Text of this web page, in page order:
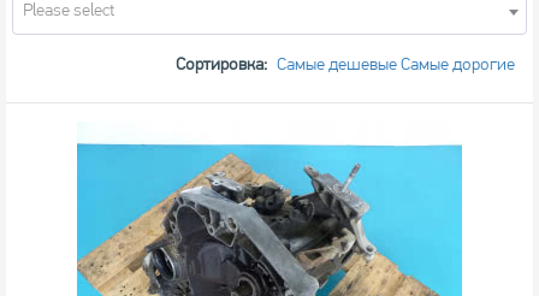
Please select
Сортировка: Самые дешевые Самые дорогие